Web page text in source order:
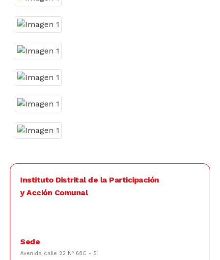
Instituto Distrital de la Participación
y Acción Comunal
Sede
Avenida calle 22 Nº 68C - 51